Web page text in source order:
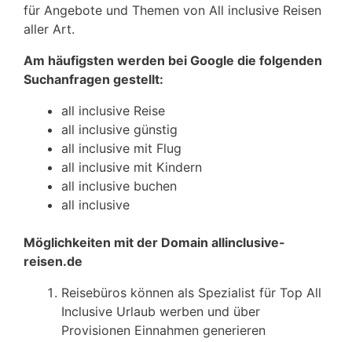
für Angebote und Themen von All inclusive Reisen
aller Art.
Am häufigsten werden bei Google die folgenden
Suchanfragen gestellt:
all inclusive Reise
all inclusive günstig
all inclusive mit Flug
all inclusive mit Kindern
all inclusive buchen
all inclusive
Möglichkeiten mit der Domain allinclusive-
reisen.de
Reisebüros können als Spezialist für Top All
Inclusive Urlaub werben und über
Provisionen Einnahmen generieren